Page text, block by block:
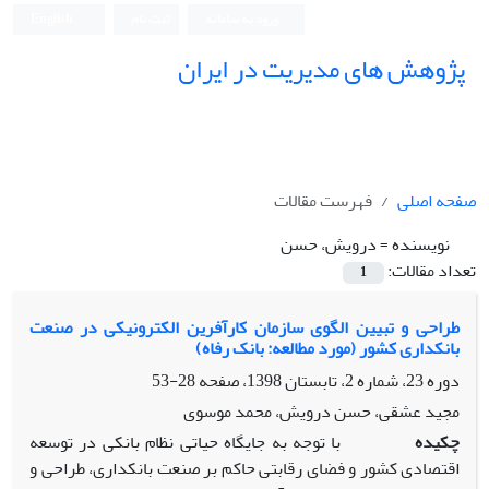
پژوهش های مدیریت در ایران
صفحه اصلی
فهرست مقالات
نویسنده =درویش، حسن
تعداد مقالات:
1
طراحی و تبیین الگوی سازمان کارآفرین الکترونیکی در صنعت
بانکداری کشور (مورد مطالعه: بانک رفاه)
دوره 23، شماره 2، تابستان 1398، صفحه
28-53
مجید عشقی، حسن درویش، محمد موسوی
چکیده
با توجه به جایگاه حیاتی نظام بانکی در توسعه
اقتصادی کشور و فضای رقابتی حاکم بر صنعت بانکداری، طراحی و